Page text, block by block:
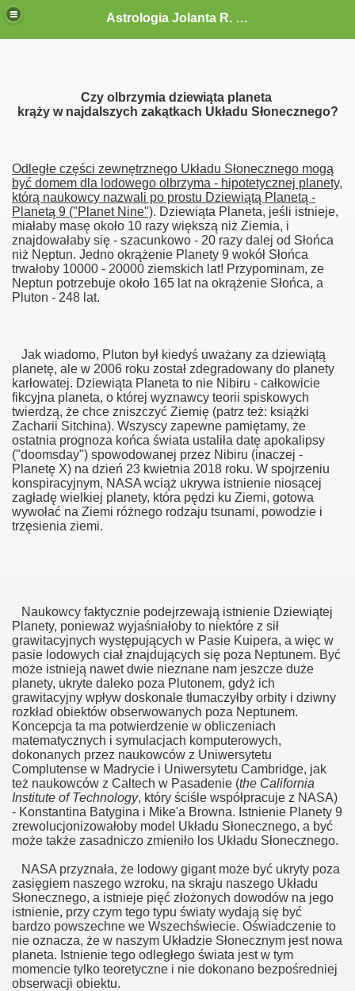
Astrologia Jolanta R. G.-Gołębiewska
Czy olbrzymia dziewiąta planeta
krąży w najdalszych zakątkach Układu Słonecznego?
Odległe części zewnętrznego Układu Słonecznego mogą
być domem dla lodowego olbrzyma - hipotetycznej planety,
którą naukowcy nazwali po prostu Dziewiątą Planetą -
Planetą 9 ("Planet Nine"). Dziewiąta Planeta, jeśli istnieje,
miałaby masę około 10 razy większą niż Ziemia, i
znajdowałaby się - szacunkowo - 20 razy dalej od Słońca
niż Neptun. Jedno okrążenie Planety 9 wokół Słońca
trwałoby 10000 - 20000 ziemskich lat! Przypominam, ze
Neptun potrzebuje około 165 lat na okrążenie Słońca, a
Pluton - 248 lat.
Jak wiadomo, Pluton był kiedyś uważany za dziewiątą
planetę, ale w 2006 roku został zdegradowany do planety
karłowatej. Dziewiąta Planeta to nie Nibiru - całkowicie
fikcyjna planeta, o której wyznawcy teorii spiskowych
twierdzą, że chce zniszczyć Ziemię (patrz też: książki
Zacharii Sitchina). Wszyscy zapewne pamiętamy, że
ostatnia prognoza końca świata ustaliła datę apokalipsy
("doomsday") spowodowanej przez Nibiru (inaczej -
Planetę X) na dzień 23 kwietnia 2018 roku. W spojrzeniu
konspiracyjnym, NASA wciąż ukrywa istnienie niosącej
zagładę wielkiej planety, która pędzi ku Ziemi, gotowa
wywołać na Ziemi różnego rodzaju tsunami, powodzie i
trzęsienia ziemi.
Naukowcy faktycznie podejrzewają istnienie Dziewiątej
Planety, ponieważ wyjaśniałoby to niektóre z sił
grawitacyjnych występujących w Pasie Kuipera, a więc w
pasie lodowych ciał znajdujących się poza Neptunem. Być
może istnieją nawet dwie nieznane nam jeszcze duże
planety, ukryte daleko poza Plutonem, gdyż ich
grawitacyjny wpływ doskonale tłumaczyłby orbity i dziwny
rozkład obiektów obserwowanych poza Neptunem.
Koncepcja ta ma potwierdzenie w obliczeniach
matematycznych i symulacjach komputerowych,
dokonanych przez naukowców z Uniwersytetu
Complutense w Madrycie i Uniwersytetu Cambridge, jak
też naukowców z Caltech w Pasadenie (the California
Institute of Technology, który ściśle współpracuje z NASA)
- Konstantina Batygina i Mike'a Browna. Istnienie Planety 9
zrewolucjonizowałoby model Układu Słonecznego, a być
może także zasadniczo zmieniło los Układu Słonecznego.
NASA przyznała, że lodowy gigant może być ukryty poza
zasięgiem naszego wzroku, na skraju naszego Układu
Słonecznego, a istnieje pięć złożonych dowodów na jego
istnienie, przy czym tego typu światy wydają się być
bardzo powszechne we Wszechświecie. Oświadczenie to
nie oznacza, że w naszym Układzie Słonecznym jest nowa
planeta. Istnienie tego odległego świata jest w tym
momencie tylko teoretyczne i nie dokonano bezpośredniej
obserwacji obiektu.